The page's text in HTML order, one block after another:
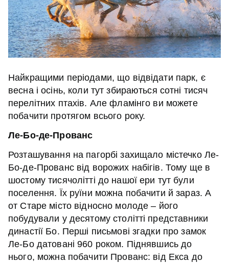
Найкращими періодами, що відвідати парк, є
весна і осінь, коли тут збираються сотні тисяч
перелітних птахів. Але фламінго ви можете
побачити протягом всього року.
Ле-Бо-де-Прованс
Розташування на пагорбі захищало містечко Ле-
Бо-де-Прованс від ворожих набігів. Тому ще в
шостому тисячолітті до нашої ери тут були
поселення. Їх руїни можна побачити й зараз. А
от Старе місто відносно молоде – його
побудували у десятому столітті представники
династії Бо. Перші письмові згадки про замок
Ле-Бо датовані 960 роком. Піднявшись до
нього, можна побачити Прованс: від Екса до